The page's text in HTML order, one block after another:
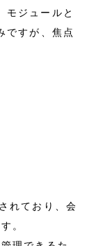
ジュールと
ですが、焦点
れており、会
。